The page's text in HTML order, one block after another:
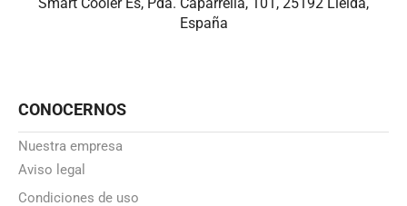
España
CONOCERNOS
Nuestra empresa
Aviso legal
Condiciones de uso